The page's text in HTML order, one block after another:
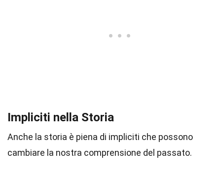
Impliciti nella Storia
Anche la storia è piena di impliciti che possono
cambiare la nostra comprensione del passato.